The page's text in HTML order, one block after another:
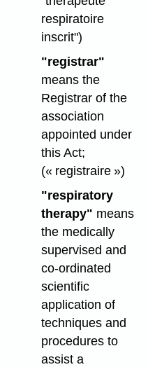
respiratoire
inscrit")
"registrar"
means the
Registrar of the
association
appointed under
this Act;
(« registraire »)
"respiratory
therapy" means
the medically
supervised and
co-ordinated
scientific
application of
techniques and
procedures to
assist a